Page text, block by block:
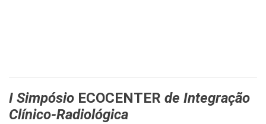
I Simpósio ECOCENTER de Integração
Clínico-Radiológica